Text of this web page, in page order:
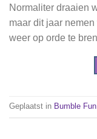
Normaliter draaien
maar dit jaar
weer op orde te
Geplaatst in Bumble Fun